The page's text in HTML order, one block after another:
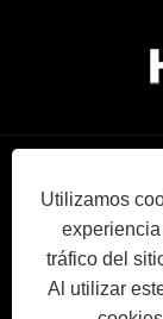
Utilizamos
tráfico del
Al utilizar